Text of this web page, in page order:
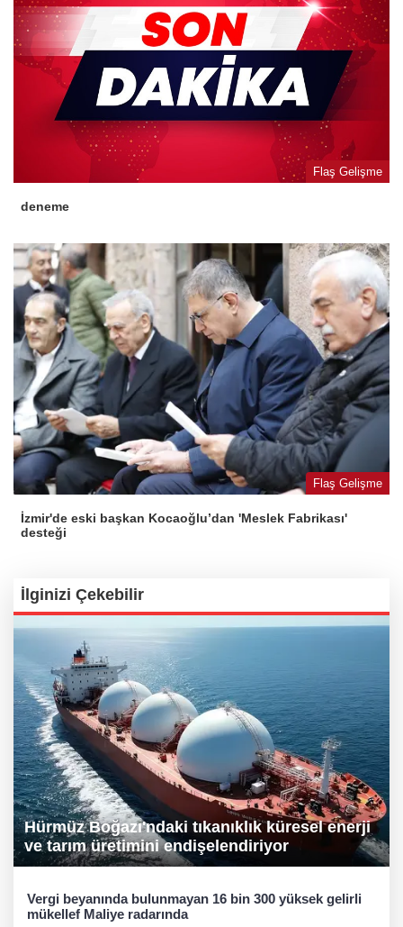
Flaş Gelişme
deneme
Flaş Gelişme
İzmir'de eski başkan Kocaoğlu’dan 'Meslek Fabrikası'
desteği
İlginizi Çekebilir
Hürmüz Boğazı'ndaki tıkanıklık küresel enerji
ve tarım üretimini endişelendiriyor
Vergi beyanında bulunmayan 16 bin 300 yüksek gelirli
mükellef Maliye radarında